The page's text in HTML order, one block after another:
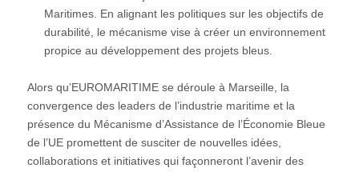
Maritimes. En alignant les politiques sur les objectifs de
durabilité, le mécanisme vise à créer un environnement
propice au développement des projets bleus.
Alors qu’EUROMARITIME se déroule à Marseille, la
convergence des leaders de l’industrie maritime et la
présence du Mécanisme d’Assistance de l’Économie Bleue
de l’UE promettent de susciter de nouvelles idées,
collaborations et initiatives qui façonneront l’avenir des